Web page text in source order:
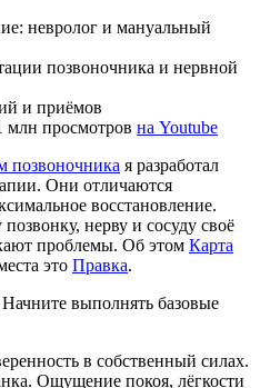
невролог и мануальный
позвоночника и нервной
и приёмов
млн просмотров на Youtube
позвоночника я разработал
Они отличаются
восстановление.
нерву и сосуду своё
проблемы. Об этом Карта
это Правка.
выполнять базовые
в собственный силах.
Ощущение покоя, лёгкости